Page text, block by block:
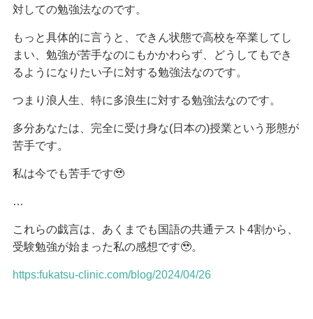
対しての勉強法なのです。
もっと具体的に言うと、できん状態で高校を卒業してし
まい、勉強が苦手なのにもかかわらず、どうしてもでき
るようになりたい子に対する勉強法なのです。
つまり浪人生、特に多浪生に対する勉強法なのです。
多分あなたは、完全に受け身な(日本の)授業という形態が
苦手です。
私は今でも苦手です🥹
…
これらの戯言は、あくまでも国語の共通テスト4割から、
受験勉強が始まった私の感想です🥹。
https:fukatsu-clinic.com/blog/2024/04/26